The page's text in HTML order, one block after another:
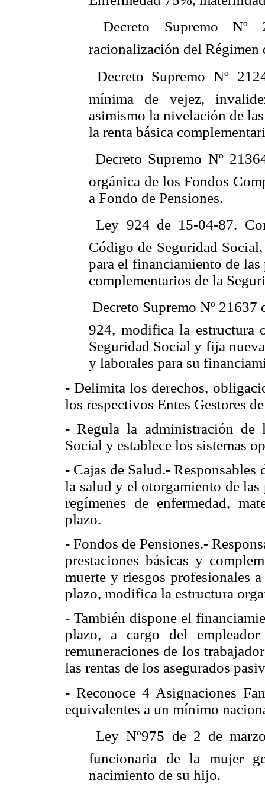
 Decreto Supremo
racionalización del Régimen
 Decreto Supremo Nº
mínima de vejez,
asimismo la nivelación de
la renta básica
 Decreto Supremo Nº
orgánica de los Fondos
a Fondo de Pensiones.
 Ley 924 de 15-04-87.
Código de Seguridad
para el financiamiento de las
complementarios de la
 Decreto Supremo Nº
924, modifica la estructura
Seguridad Social y fija
y laborales para su
- Delimita los derechos,
los respectivos Entes Gestores
- Regula la administración de
Social y establece los sistemas
- Cajas de Salud.-
la salud y el otorgamiento de las
regímenes de enfermedad,
plazo.
- Fondos de Pensiones.-
prestaciones básicas y
muerte y riesgos profesionales
plazo, modifica la estructura
- También dispone el
plazo, a cargo del
remuneraciones de los
las rentas de los asegurados
- Reconoce 4 Asignaciones
equivalentes a un mínimo
 Ley Nº975 de 2 de
funcionaria de la mujer
nacimiento de su hijo.